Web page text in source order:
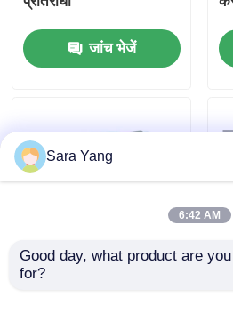
कारखाना दौरा
हमसे संपर्क करें
मामले
जांच भेजें
शिपिंग पैकेजिंग होलोग्राफिक
Sara Yang
6:42 AM
Good day, what product are
for?